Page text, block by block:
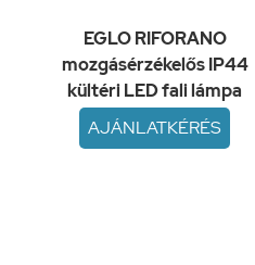
EGLO RIFORANO
mozgásérzékelős IP44
kültéri LED fali lámpa
AJÁNLATKÉRÉS